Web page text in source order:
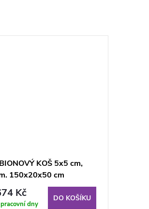
KOŠ 5x5 cm,
150x20x50 cm
Kč
dny
DO KOŠÍKU